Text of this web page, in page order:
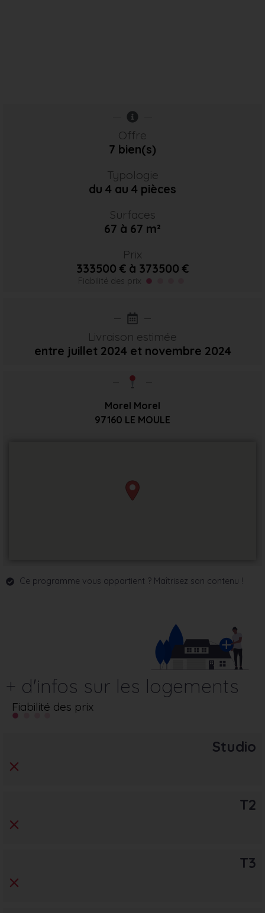
Offre
7 bien(s)
Typologie
du 4 au 4 pièces
Surfaces
67 à 67 m²
Prix
333500 € à 373500 €
Fiabilité des prix
Livraison estimée
entre juillet 2024 et novembre 2024
Morel Morel
97160 LE MOULE
Ce programme vous appartient ? Maîtrisez son contenu !
+ d'infos sur les logements
Fiabilité des prix
Studio
T2
T3